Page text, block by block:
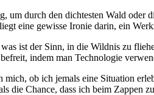
um durch den dichtesten Wald
eine gewisse Ironie darin, ein
ist der Sinn, in die Wildnis zu
indem man Technologie
ob ich jemals eine Situation
die Chance, dass ich beim Zappen